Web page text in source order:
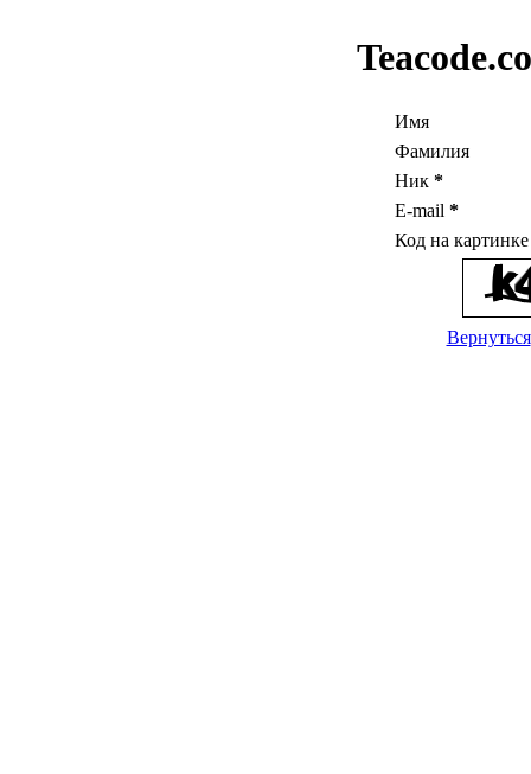
Имя
Фамилия
Ник *
E-mail *
Код на
Вернуться